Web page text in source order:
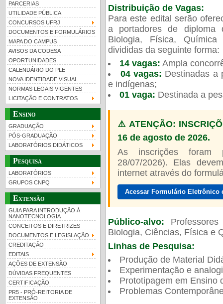
PARCERIAS
UTILIDADE PÚBLICA
CONCURSOS UFRJ
DOCUMENTOS E FORMULÁRIOS
MAPA DO CAMPUS
AVISOS DA CODESA
OPORTUNIDADES
CALENDÁRIO DO PLE
NOVA IDENTIDADE VISUAL
NORMAS LEGAIS VIGENTES
LICITAÇÃO E CONTRATOS
Ensino
GRADUAÇÃO
PÓS-GRADUAÇÃO
LABORATÓRIOS DIDÁTICOS
Pesquisa
LABORATÓRIOS
GRUPOS CNPQ
Extensão
GUIA PARA INTRODUÇÃO À
NANOTECNOLOGIA
CONCEITOS E DIRETRIZES
DOCUMENTOS E LEGISLAÇÃO
CREDITAÇÃO
EDITAIS
AÇÕES DE EXTENSÃO
DÚVIDAS FREQUENTES
CERTIFICAÇÃO
PR5 - PRÓ-REITORIA DE
EXTENSÃO
Distribuição de Vagas:
Para este edital serão
a portadores de diploma
Biologia, Física,
divididas da seguinte forma:
14 vagas: Ampla
04 vagas: Destinadas a
e indígenas;
01 vaga: Destinada a
⚠️ ATENÇÃO:
16 de agosto de 2026.
As inscrições foram
28/07/2026). Elas
internet através do
Acessar Formulário
Público-alvo:
Biologia, Ciências, Física e
Linhas de Pesquisa:
Produção de Material
Experimentação e
Prototipagem em Ensino
Problemas
UFRJ 100 anos